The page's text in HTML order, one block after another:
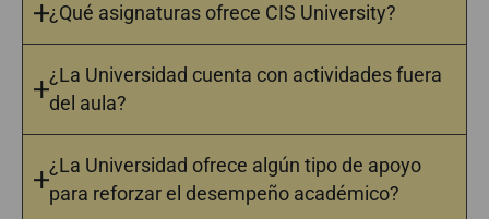
¿Qué asignaturas ofrece CIS University?
¿La Universidad cuenta con actividades fuera
del aula?
¿La Universidad ofrece algún tipo de apoyo
para reforzar el desempeño académico?